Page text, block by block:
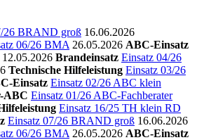
26 BRAND groß 16.06.2026
06/26 BMA 26.05.2026 ABC-Einsatz
12.05.2026 Brandeinsatz Einsatz 04/26
Technische Hilfeleistung Einsatz 03/26
Einsatz Einsatz 02/26 ABC klein
ABC Einsatz 01/26 ABC-Fachberater
Einsatz 16/25 TH klein RD
Einsatz 07/26 BRAND groß 16.06.2026
06/26 BMA 26.05.2026 ABC-Einsatz